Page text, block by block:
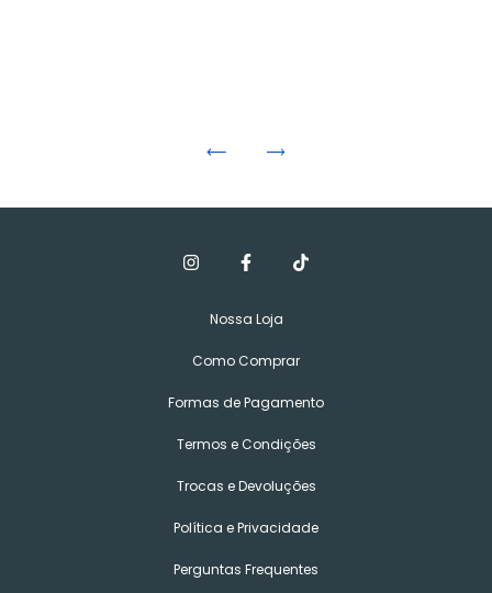
Nossa Loja
Como Comprar
Formas de Pagamento
Termos e Condições
Trocas e Devoluções
Política e Privacidade
Perguntas Frequentes